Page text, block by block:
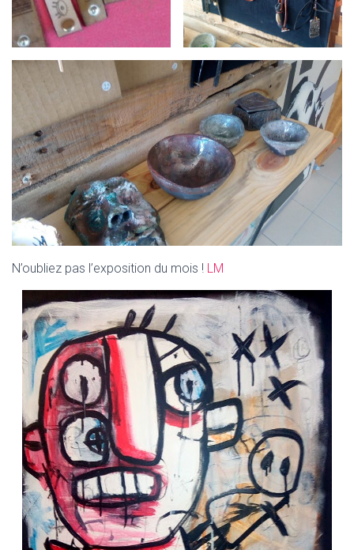
N’oubliez pas l’exposition du mois ! LM